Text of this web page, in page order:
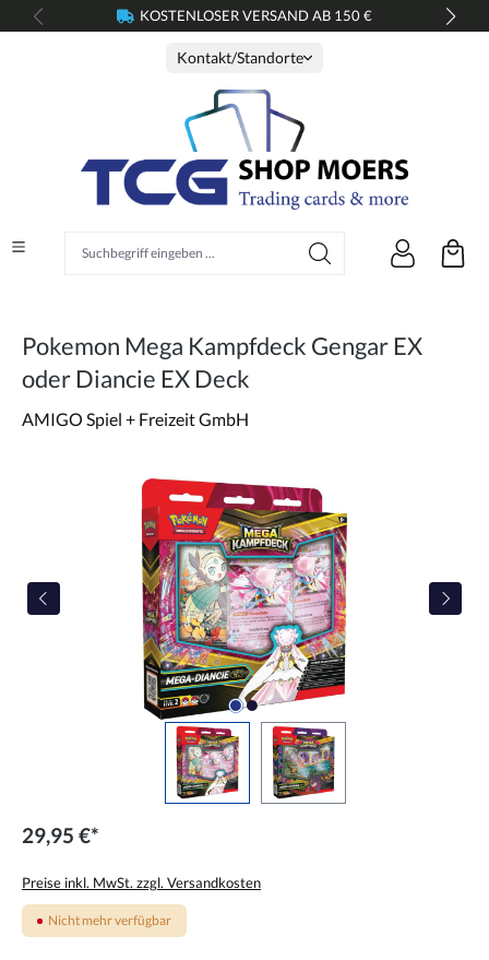
springen KOSTENLOSER VERSAND AB 150 €
Kontakt/Standorte
Pokemon Mega Kampfdeck Gengar EX
oder Diancie EX Deck
AMIGO Spiel + Freizeit GmbH
Bildergalerie überspringen
29,95 €*
Preise inkl. MwSt. zzgl. Versandkosten
Nicht mehr verfügbar